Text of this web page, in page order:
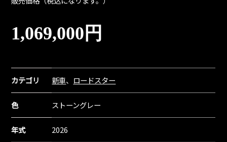
1,069,000円
カテゴリ 新車、 ロードスター
色 ストーングレー
年式 2026